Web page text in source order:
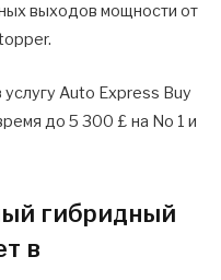
выходов мощности от
Auto Express Buy
до 5 300 £ на No 1 и
гибридный
в